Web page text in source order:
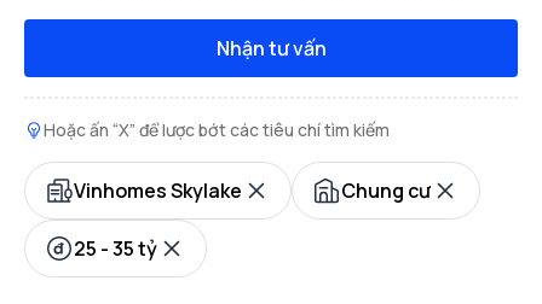
Nhận tư vấn
Hoặc ấn “X” để lược bớt các tiêu chí tìm kiếm
Vinhomes Skylake Chung cư
25 - 35 tỷ